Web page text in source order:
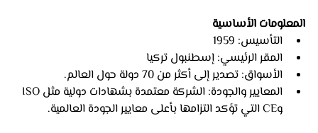
المعلومات الأساسية
التأسيس: 1959
المقر الرئيسي: إسطنبول تركيا
الأسواق: تصدير إلى أكثر من 70 دولة حول العالم.
وCE التي تؤكد التزامها بأعلى معايير الجودة العالمية.